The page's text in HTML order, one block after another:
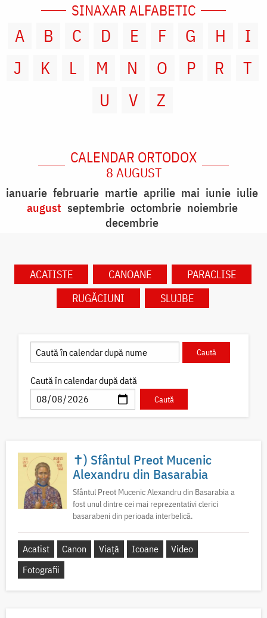
SINAXAR ALFABETIC
A B C D E F G H
I
J
K L M N O P R
T
U
V Z
CALENDAR ORTODOX
8 AUGUST
ianuarie februarie martie aprilie mai iunie iulie
august septembrie octombrie noiembrie
decembrie
ACATISTE CANOANE
PARACLISE
RUGĂCIUNI
SLUJBE
Caută în calendar după dată
✝) Sfântul Preot Mucenic
Alexandru din Basarabia
Sfântul Preot Mucenic Alexandru din Basarabia a
fost unul dintre cei mai reprezentativi clerici
basarabeni din perioada interbelică.
Acatist Canon Viață Icoane
Video
Fotografii